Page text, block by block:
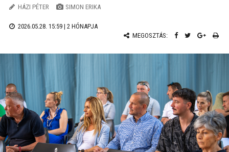
HÁZI PÉTER SIMON ERIKA
2026.05.28. 15:59 | 2 HÓNAPJA
MEGOSZTÁS: